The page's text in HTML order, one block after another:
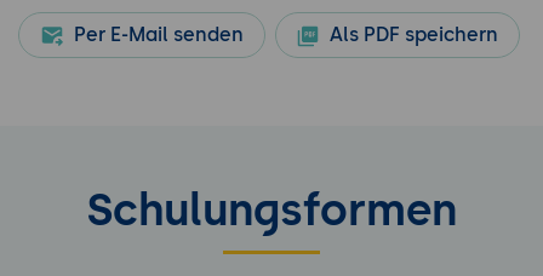
Per E-Mail senden Als PDF speichern
Schulungsformen